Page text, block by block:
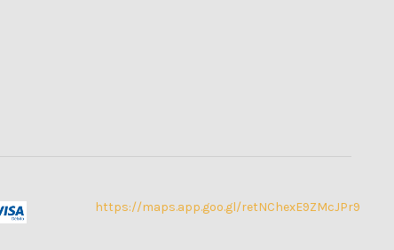
https://maps.app.goo.gl/retNChexE9ZMcJPr9